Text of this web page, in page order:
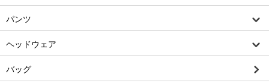
パンツ
ヘッドウェア
バッグ